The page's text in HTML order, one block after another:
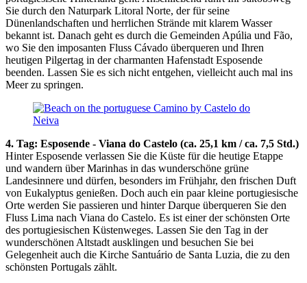
Sie durch den Naturpark Litoral Norte, der für seine
Dünenlandschaften und herrlichen Strände mit klarem Wasser
bekannt ist. Danach geht es durch die Gemeinden Apúlia und Fão,
wo Sie den imposanten Fluss Cávado überqueren und Ihren
heutigen Pilgertag in der charmanten Hafenstadt Esposende
beenden. Lassen Sie es sich nicht entgehen, vielleicht auch mal ins
Meer zu springen.
4. Tag: Esposende - Viana do Castelo (ca. 25,1 km / ca. 7,5 Std.)
Hinter Esposende verlassen Sie die Küste für die heutige Etappe
und wandern über Marinhas in das wunderschöne grüne
Landesinnere und dürfen, besonders im Frühjahr, den frischen Duft
von Eukalyptus genießen. Doch auch ein paar kleine portugiesische
Orte werden Sie passieren und hinter Darque überqueren Sie den
Fluss Lima nach Viana do Castelo. Es ist einer der schönsten Orte
des portugiesischen Küstenweges. Lassen Sie den Tag in der
wunderschönen Altstadt ausklingen und besuchen Sie bei
Gelegenheit auch die Kirche Santuário de Santa Luzia, die zu den
schönsten Portugals zählt.